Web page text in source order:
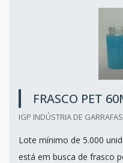
FRASCO PET
IGP INDÚSTRIA DE
Lote mínimo de 5.000
está em busca de frasco